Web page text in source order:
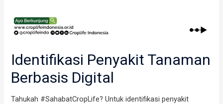
Identifikasi Penyakit Tanaman
Berbasis Digital
Tahukah #SahabatCropLife? Untuk identifikasi penyakit